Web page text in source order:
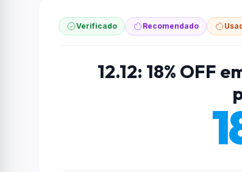
Verificado Recomendado
12.12: 18% OFF